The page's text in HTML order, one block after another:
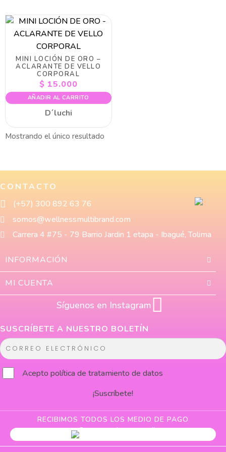
MINI LOCIÓN DE ORO –
ACLARANTE DE VELLO
CORPORAL
$ 15.000
AÑADIR AL CARRITO
D´luchi
Mostrando el único resultado
CONTACTO
(+57) 300 892 63 76
somos@wellnessmultibrand.com
Carrera 4 #75 - 79 Barrio Jardin 1 etapa - Ibagué, Tolima
INFORMACIÓN
MI CUENTA
Síguenos en Instagram
SUSCRÍBETE A NUESTRO BOLETÍN
C
o
e
Aceptopolítica de tratamiento de datos
¡Suscríbete!
RECIBIMOS TODOS LOS MEDIO DE PAGO